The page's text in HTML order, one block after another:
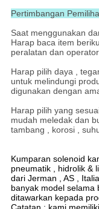
Pertimbangan
Saat menggunakan
Harap baca item
peralatan dan
Harap pilih daya ,
untuk melindungi
digunakan dengan
Harap pilih yang
mudah meledak dan
tambang , korosi ,
Kumparan solenoid
pneumatik , hidrolik &
dari Jerman , AS ,
banyak model selama
ditawarkan kepada